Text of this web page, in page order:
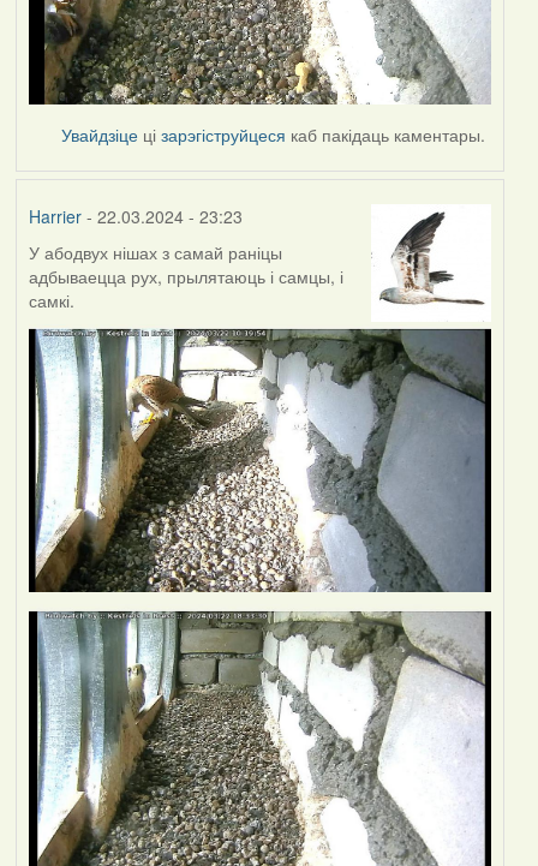
Увайдзіце цізарэгіструйцеся каб пакідаць каментары.
Harrier- 22.03.2024 - 23:23
У абодвух нішах з самай раніцы
адбываецца рух, прылятаюць і самцы, і
самкі.